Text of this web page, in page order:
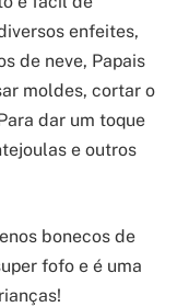
enfeites,
de neve, Papais
moldes, cortar o
dar um toque
e outros
bonecos de
fofo e é uma